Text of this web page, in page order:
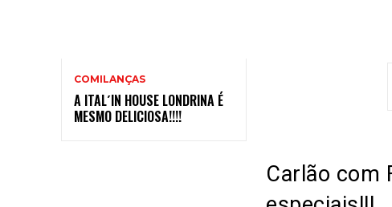
COMILANÇAS
A ITAL´IN HOUSE LONDRINA É
MESMO DELICIOSA!!!!
Carlão com